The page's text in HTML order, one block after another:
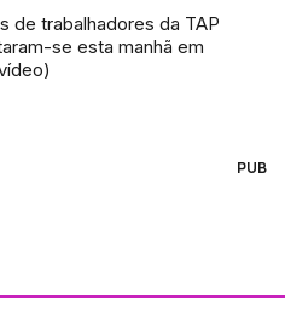
de trabalhadores da TAP
se esta manhã em
PUB